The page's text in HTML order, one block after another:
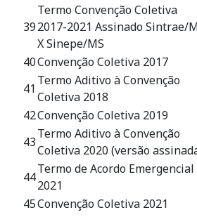
39
Termo Convenção Coletiva
2017-2021 Assinado Sintrae/
X Sinepe/MS
40Convenção Coletiva 2017
41
Termo Aditivo à Convenção
Coletiva 2018
42Convenção Coletiva 2019
43
Termo Aditivo à Convenção
Coletiva 2020 (versão
44
Termo de Acordo Emergencial
2021
45Convenção Coletiva 2021